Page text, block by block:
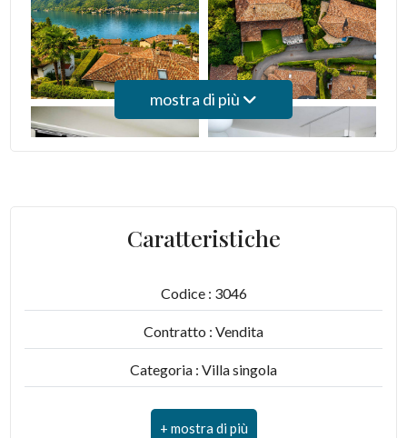
mostra di più
Caratteristiche
Codice : 3046
Contratto : Vendita
Categoria : Villa singola
Indirizzo : via Monte Panorama 5